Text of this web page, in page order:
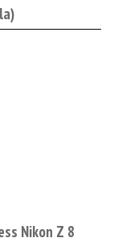
Nikon Z 8